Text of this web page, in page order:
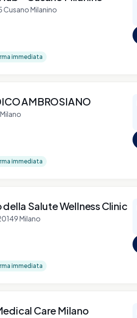
Cusano Milanino
immediata
AMBROSIANO
immediata
della Salute Wellness Clinic
Milano
immediata
Care Milano